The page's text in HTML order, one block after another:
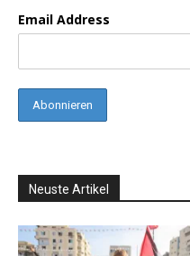
Email Address
Neuste Artikel